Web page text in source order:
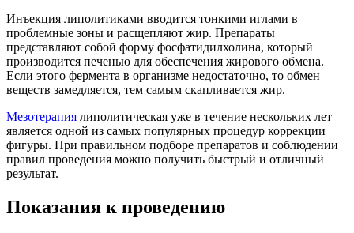
Инъекция липолитиками вводится тонкими иглами в
проблемные зоны и расщепляют жир. Препараты
представляют собой форму фосфатидилхолина, который
производится печенью для обеспечения жирового обмена.
Если этого фермента в организме недостаточно, то обмен
веществ замедляется, тем самым скапливается жир.
Мезотерапия липолитическая уже в течение нескольких лет
является одной из самых популярных процедур коррекции
фигуры. При правильном подборе препаратов и соблюдении
правил проведения можно получить быстрый и отличный
результат.
Показания к проведению